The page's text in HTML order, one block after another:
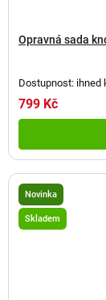
Opravná sada
Dostupnost: ihned
799 Kč
Novinka
Skladem